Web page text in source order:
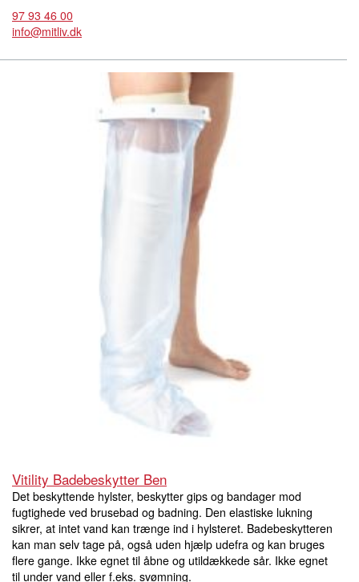
97 93 46 00
info@mitliv.dk
Vitility Badebeskytter Ben
Det beskyttende hylster, beskytter gips og bandager mod
fugtighede ved brusebad og badning. Den elastiske lukning
sikrer, at intet vand kan trænge ind i hylsteret. Badebeskytteren
kan man selv tage på, også uden hjælp udefra og kan bruges
flere gange. Ikke egnet til åbne og utildækkede sår. Ikke egnet
til under vand eller f.eks. svømning.